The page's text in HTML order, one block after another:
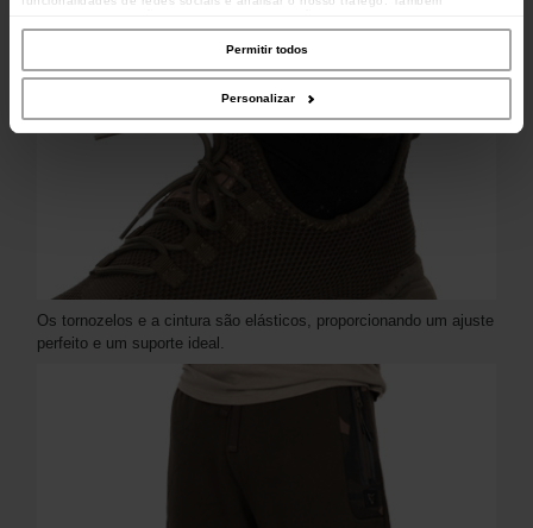
parceiros de redes sociais, de publicidade e de análise, que as podem combinar
com outras informações que lhes forneceu ou recolhidas por estes a partir da
sua utilização dos respetivos serviços.
Permitir todos
Personalizar
Os tornozelos e a cintura são elásticos, proporcionando um ajuste
perfeito e um suporte ideal.